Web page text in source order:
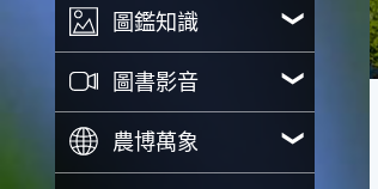
圖鑑知識
圖書影音
農博萬象